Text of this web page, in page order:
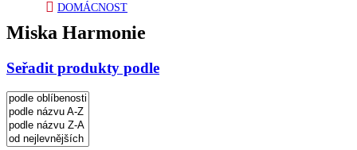
DOMÁCNOST
Miska Harmonie
Seřadit produkty podle